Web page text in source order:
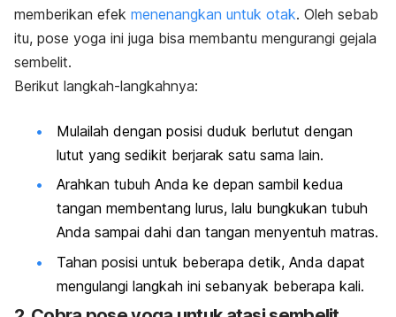
memberikan efek menenangkan untuk otak. Oleh sebab
itu, pose yoga ini juga bisa membantu mengurangi gejala
sembelit.
Berikut langkah-langkahnya:
Mulailah dengan posisi duduk berlutut dengan
lutut yang sedikit berjarak satu sama lain.
Arahkan tubuh Anda ke depan sambil kedua
tangan membentang lurus, lalu bungkukan tubuh
Anda sampai dahi dan tangan menyentuh matras.
Tahan posisi untuk beberapa detik, Anda dapat
mengulangi langkah ini sebanyak beberapa kali.